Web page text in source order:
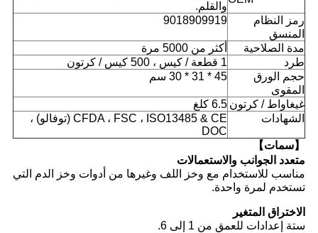
والقلم.
رمز النظام
المنسق
9018909919
مدة الصلاحية
أكثر من 5000 مرة
طرد
1 قطعة / كيس ، 500 كيس / كرتون
حجم الورق
المقوى
45 * 31 * 30 سم
غيغاواط / كرتون 6.5 كلغ
الشهادات
CFDA ، FSC ، ISO13485 & CE (توفالو) ،
DOC
【سمات】
متعدد الجوانب والاستعمالات
مناسب للاستخدام مع وخز اللف وغيرها من أدوات وخز الدم التي
تستخدم لمرة واحدة.
الاختراق المتغير
ستة إعدادات للعمق من 1 إلى 6.